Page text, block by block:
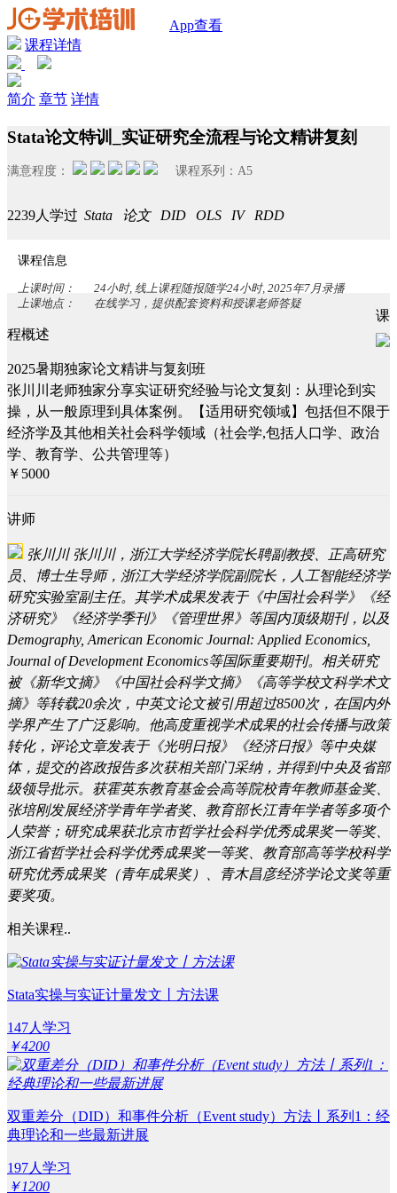
App查看
课程详情
简介 章节 详情
Stata论文特训_实证研究全流程与论文精讲复刻
满意程度： 课程系列： A5
2239人学过 Stata 论文 DID OLS IV RDD
课程信息
上课时间：
24小时, 线上课程随报随学24小时, 2025年7月录播
上课地点：
在线学习，提供配套资料和授课老师答疑
课
程概述
2025暑期独家论文精讲与复刻班
张川川老师独家分享实证研究经验与论文复刻：从理论到实
操，从一般原理到具体案例。【适用研究领域】包括但不限于
经济学及其他相关社会科学领域（社会学,包括人口学、政治
学、教育学、公共管理等）
￥5000
讲师
张川川 张川川，浙江大学经济学院长聘副教授、正高研究
员、博士生导师，浙江大学经济学院副院长，人工智能经济学
研究实验室副主任。其学术成果发表于《中国社会科学》《经
济研究》《经济学季刊》《管理世界》等国内顶级期刊，以及
Demography, American Economic Journal: Applied Economics,
Journal of Development Economics等国际重要期刊。相关研究
被《新华文摘》《中国社会科学文摘》《高等学校文科学术文
摘》等转载20余次，中英文论文被引用超过8500次，在国内外
学界产生了广泛影响。他高度重视学术成果的社会传播与政策
转化，评论文章发表于《光明日报》《经济日报》等中央媒
体，提交的咨政报告多次获相关部门采纳，并得到中央及省部
级领导批示。获霍英东教育基金会高等院校青年教师基金奖、
张培刚发展经济学青年学者奖、教育部长江青年学者等多项个
人荣誉；研究成果获北京市哲学社会科学优秀成果奖一等奖、
浙江省哲学社会科学优秀成果奖一等奖、教育部高等学校科学
研究优秀成果奖（青年成果奖）、青木昌彦经济学论文奖等重
要奖项。
相关课程..
Stata实操与实证计量发文丨方法课
147人学习
￥4200
双重差分（DID）和事件分析（Event study）方法丨系列1：经
典理论和一些最新进展
197人学习
￥1200